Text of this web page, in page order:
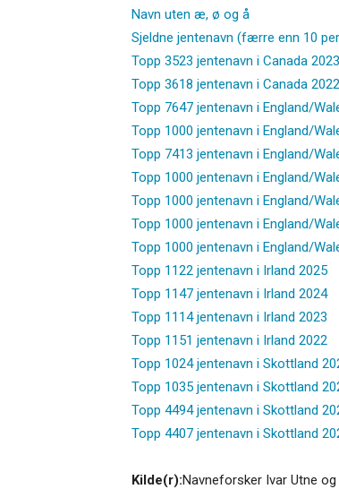
Navn uten æ, ø og å
Sjeldne jentenavn (færre enn 10
Topp 3523 jentenavn i Canada 2023
Topp 3618 jentenavn i Canada 2022
Topp 7647 jentenavn i England/
Topp 1000 jentenavn i England/
Topp 7413 jentenavn i England/
Topp 1000 jentenavn i England/
Topp 1000 jentenavn i England/
Topp 1000 jentenavn i England/
Topp 1000 jentenavn i England/
Topp 1122 jentenavn i Irland 2025
Topp 1147 jentenavn i Irland 2024
Topp 1114 jentenavn i Irland 2023
Topp 1151 jentenavn i Irland 2022
Topp 1024 jentenavn i Skottland
Topp 1035 jentenavn i Skottland
Topp 4494 jentenavn i Skottland
Topp 4407 jentenavn i Skottland
Kilde(r):Navneforsker Ivar Utne